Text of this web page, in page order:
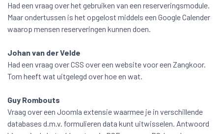
Had een vraag over het gebruiken van een reserveringsmodule.
Maar ondertussen is het opgelost middels een Google Calender
waarop mensen reserveringen kunnen doen.
Johan van der Velde
Had een vraag over CSS over een website voor een Zangkoor.
Tom heeft wat uitgelegd over hoe en wat.
Guy Rombouts
Vraag over een Joomla extensie waarmee je in verschillende
databases d.m.v. formulieren data kunt uitwisselen. Antwoord